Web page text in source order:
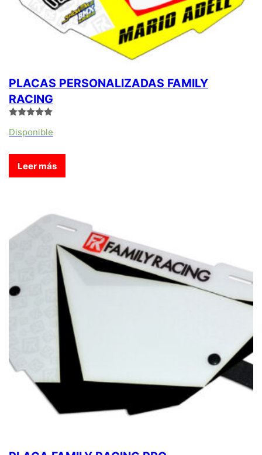
PLACAS PERSONALIZADAS FAMILY
RACING
con5.00
de 5
Disponible
Leer más